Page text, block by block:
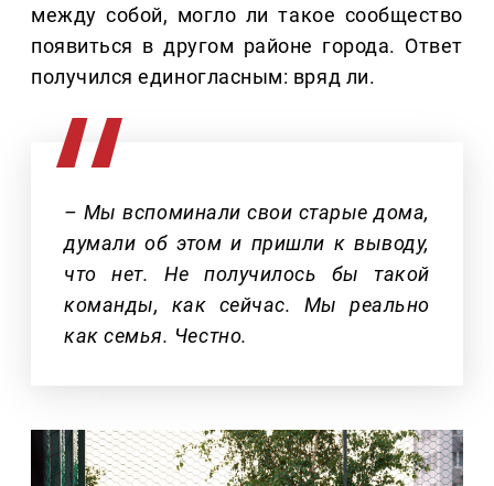
между собой, могло ли такое сообщество
появиться в другом районе города. Ответ
получился единогласным: вряд ли.
– Мы вспоминали свои старые дома,
думали об этом и пришли к выводу,
что нет. Не получилось бы такой
команды, как сейчас. Мы реально
как семья. Честно.